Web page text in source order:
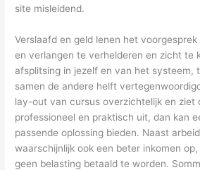
site misleidend.
Verslaafd en geld lenen het voorgesprek
en verlangen te verhelderen en zicht te
afsplitsing in jezelf en van het systeem,
samen de andere helft
lay-out van cursus overzichtelijk en ziet
professioneel en praktisch uit, dan kan
passende oplossing bieden. Naast
waarschijnlijk ook een beter inkomen
geen belasting betaald te worden.